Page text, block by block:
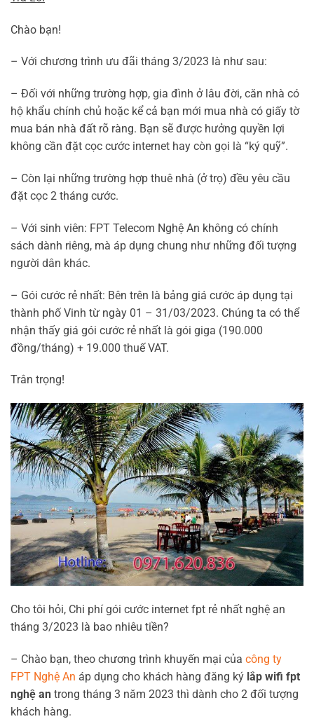
Chào bạn!
– Với chương trình ưu đãi tháng 3/2023 là như sau:
– Đối với những trường hợp, gia đình ở lâu đời, căn nhà có
hộ khẩu chính chủ hoặc kể cả bạn mới mua nhà có giấy tờ
mua bán nhà đất rõ ràng. Bạn sẽ được hưởng quyền lợi
không cần đặt cọc cước internet hay còn gọi là “ký quỹ”.
– Còn lại những trường hợp thuê nhà (ở trọ) đều yêu cầu
đặt cọc 2 tháng cước.
– Với sinh viên: FPT Telecom Nghệ An không có chính
sách dành riêng, mà áp dụng chung như những đối tượng
người dân khác.
– Gói cước rẻ nhất: Bên trên là bảng giá cước áp dụng tại
thành phố Vinh từ ngày 01 – 31/03/2023. Chúng ta có thể
nhận thấy giá gói cước rẻ nhất là gói giga (190.000
đồng/tháng) + 19.000 thuế VAT.
Trân trọng!
Cho tôi hỏi, Chi phí gói cước internet fpt rẻ nhất nghệ an
tháng 3/2023 là bao nhiêu tiền?
– Chào bạn, theo chương trình khuyến mại của công ty
FPT Nghệ An áp dụng cho khách hàng đăng ký lắp wifi fpt
nghệ an trong tháng 3 năm 2023 thì dành cho 2 đối tượng
khách hàng.